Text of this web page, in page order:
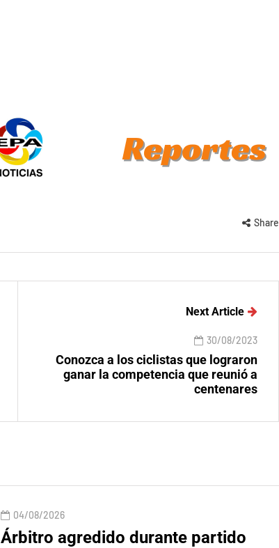
Share
Next Article
30/08/2023
Conozca a los ciclistas que lograron
ganar la competencia que reunió a
centenares
04/08/2026
Árbitro agredido durante partido